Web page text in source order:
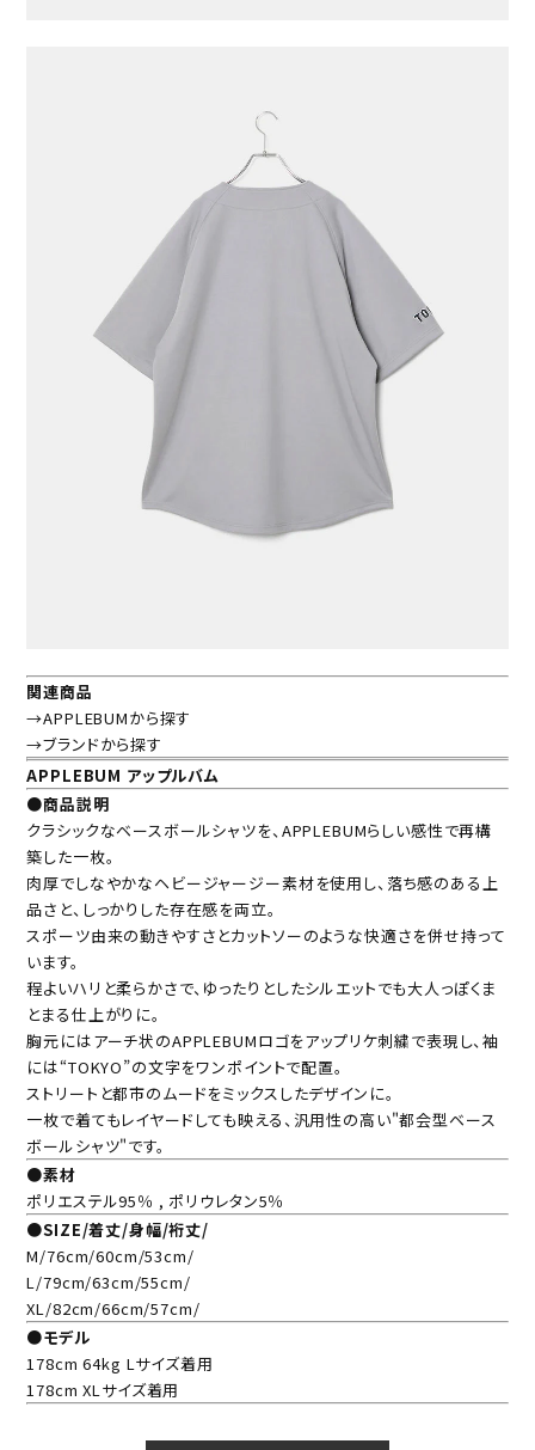
関連商品
→APPLEBUMから探す
→ブランドから探す
APPLEBUM アップルバム
●商品説明
クラシックなベースボールシャツを、APPLEBUMらしい感性で再構
築した一枚。
肉厚でしなやかなヘビージャージー素材を使用し、落ち感のある上
品さと、しっかりした存在感を両立。
スポーツ由来の動きやすさとカットソーのような快適さを併せ持って
います。
程よいハリと柔らかさで、ゆったりとしたシルエットでも大人っぽくま
とまる仕上がりに。
胸元にはアーチ状のAPPLEBUMロゴをアップリケ刺繍で表現し、袖
には“TOKYO”の文字をワンポイントで配置。
ストリートと都市のムードをミックスしたデザインに。
一枚で着てもレイヤードしても映える、汎用性の高い"都会型ベース
ボールシャツ"です。
●素材
ポリエステル95％ , ポリウレタン5％
●SIZE/着丈/身幅/裄丈/
M/76cm/60cm/53cm/
L/79cm/63cm/55cm/
XL/82cm/66cm/57cm/
●モデル
178cm 64kg Lサイズ着用
178cm XLサイズ着用